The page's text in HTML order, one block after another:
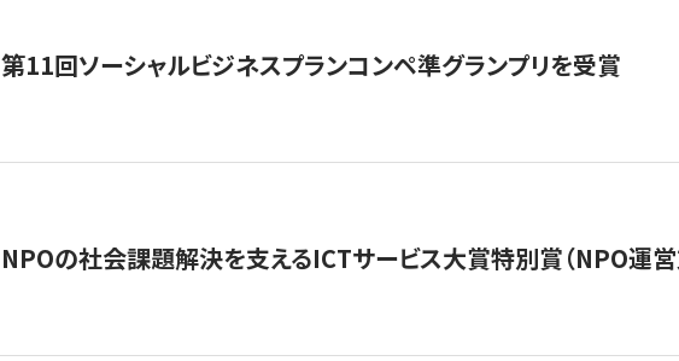
第11回ソーシャルビジネスプランコンペ準グランプリを受賞
NPOの社会課題解決を支えるICTサービス大賞特別賞（NPO運